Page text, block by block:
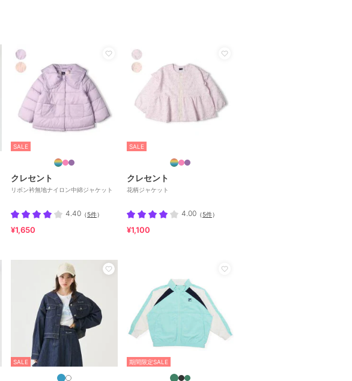
SALE
クレセント
リボン衿無地ナイロン中綿ジャケット
4.40 （5件）
¥1,650
SALE
クレセント
花柄ジャケット
4.00 （5件）
¥1,100
SALE 期間限定SALE